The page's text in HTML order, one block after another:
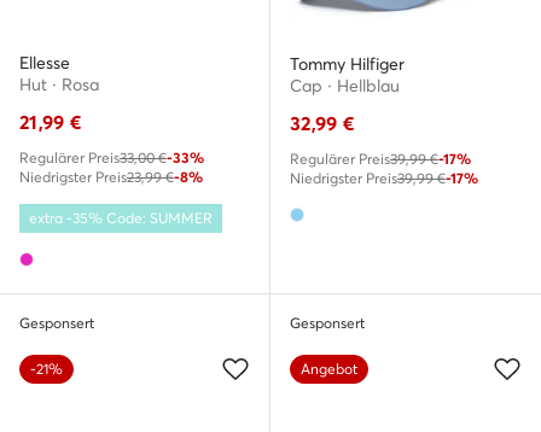
Ellesse
Hut · Rosa
21,99 €
Regulärer Preis33,00 €-33%
Niedrigster Preis23,99 €-8%
extra -35% Code: SUMMER
Tommy Hilfiger
Cap · Hellblau
32,99 €
Regulärer Preis39,99 €-17%
Niedrigster Preis39,99 €-17%
Gesponsert
-21%
Gesponsert
Angebot